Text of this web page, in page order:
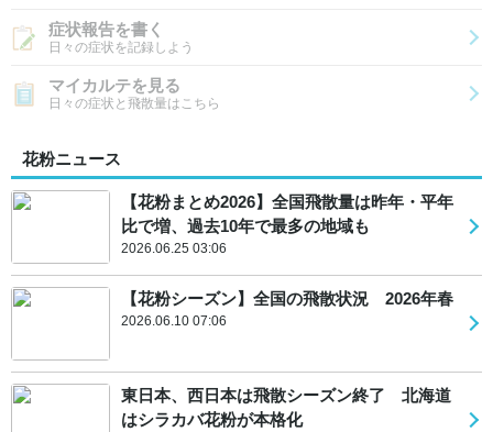
症状報告を書く
日々の症状を記録しよう
マイカルテを見る
日々の症状と飛散量はこちら
花粉ニュース
【花粉まとめ2026】全国飛散量は昨年・平年
比で増、過去10年で最多の地域も
2026.06.25 03:06
【花粉シーズン】全国の飛散状況 2026年春
2026.06.10 07:06
東日本、西日本は飛散シーズン終了 北海道
はシラカバ花粉が本格化